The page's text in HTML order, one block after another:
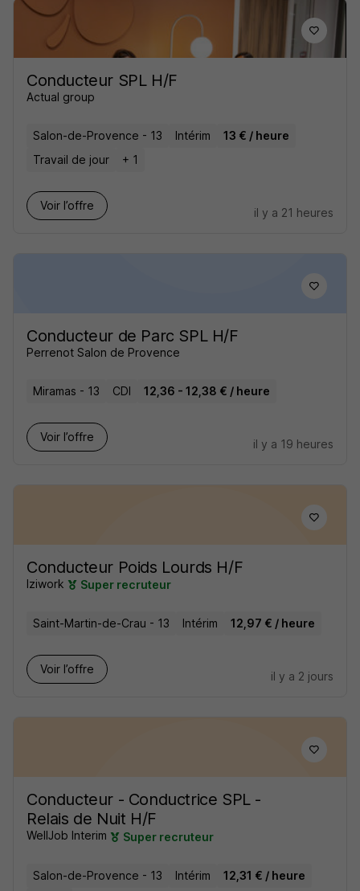
Conducteur SPL H/F
Actual group
Salon-de-Provence - 13 Intérim
13 € / heure
Travail de jour
+ 1
Voir l’offre
il y a 21 heures
Conducteur de Parc SPL H/F
Perrenot Salon de Provence
Miramas - 13 CDI 12,36 - 12,38 € / heure
Voir l’offre
il y a 19 heures
Conducteur Poids Lourds H/F
Iziwork Super recruteur
Saint-Martin-de-Crau - 13 Intérim 12,97 € / heure
Voir l’offre
il y a 2 jours
Conducteur - Conductrice SPL -
Relais de Nuit H/F
WellJob Interim Super recruteur
Salon-de-Provence - 13 Intérim
12,31 € / heure